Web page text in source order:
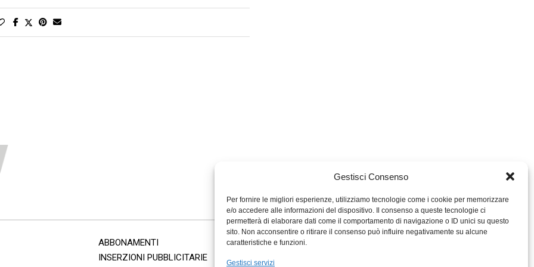
Gestisci Consenso
Per fornire le migliori esperienze, utilizziamo tecnologie come i cookie per memorizzare
e/o accedere alle informazioni del dispositivo. Il consenso a queste tecnologie ci
permetterà di elaborare dati come il comportamento di navigazione o ID unici su questo
sito. Non acconsentire o ritirare il consenso può influire negativamente su alcune
caratteristiche e funzioni.
Gestisci servizi
ABBONAMENTI
INSERZIONI PUBBLICITARIE
MIGROS TICINO